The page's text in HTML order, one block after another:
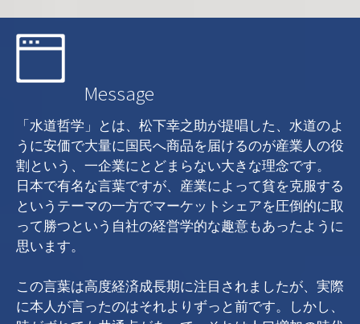
Message
「水道哲学」とは、松下幸之助が提唱した、水道のよ
うに安価で大量に国民へ商品を届けるのが産業人の役
割という、一企業にとどまらない大きな理念です。
日本で有名な言葉ですが、産業によって貧を克服する
というテーマの一方でマーケットシェアを圧倒的に取
って勝つという自社の経営学的な趣意もあったように
思います。
この言葉は高度経済成長期に注目されましたが、実際
に本人が言ったのはそれよりずっと前です。しかし、